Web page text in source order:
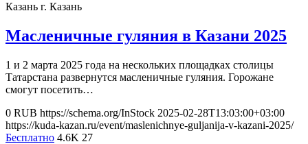
Казань г. Казань
Масленичные гуляния в Казани 2025
1 и 2 марта 2025 года на нескольких площадках столицы
Татарстана развернутся масленичные гуляния. Горожане
смогут посетить…
0 RUB https://schema.org/InStock 2025-02-28T13:03:00+03:00
https://kuda-kazan.ru/event/maslenichnye-guljanija-v-kazani-2025/
Бесплатно 4.6K 27